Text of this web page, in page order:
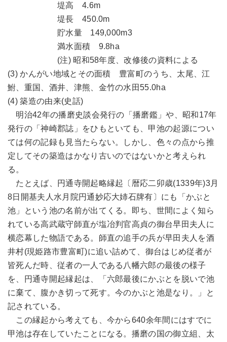
堤高 4.6m
堤長 450.0m
貯水量 149,000m3
満水面積 9.8ha
(注) 昭和58年度、改修後の資料による
(3) かんがい地域とその面積 豊富町のうち、太尾、江
鮒、重国、酒井、津熊、金竹の水田55.0ha
(4) 築造の由来(史話)
明治42年の播磨史談会発行の「播磨鑑」や、昭和17年
発行の「神崎郡誌」をひもといても、甲池の起源につい
ては何の記録も見当たらない。しかし、色々の点から推
定してその築造はかなり古いのではないかと考えられ
る。
たとえば、円通寺開起略縁起〔暦応二卯歳(1339年)3月
8日開基夫人水月院円通妙応大姉石牌有〕にも「かぶと
池」という池の名前が出てくる。即ち、世間によく知ら
れている高武蔵守師直が塩冶判官高貞の御台早田夫人に
横恋幕した物語である。師直の追手の兵が早田夫人を酒
井村(現姫路市豊富町)に追い詰めて、御台はじめ従者が
皆死んだ時、従者の一人である八幡六郎の最後の様子
を、円通寺開起縁起は、「六郎最後にかぶとを脱いで池
に棄て、腹かき切って死す。今のかぶと池是なり。」と
記されている。
この縁起から考えても、今から640余年間にはすでに
甲池は存在していたことになる。播磨の国の御立組、太